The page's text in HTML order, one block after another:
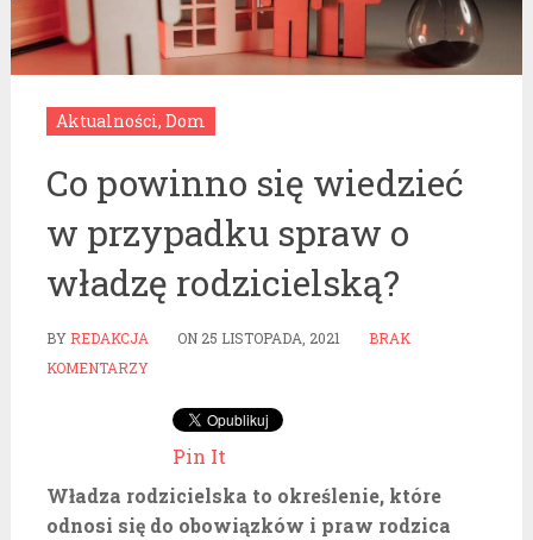
Aktualności, Dom
Co powinno się wiedzieć
w przypadku spraw o
władzę rodzicielską?
BY REDAKCJA ON 25 LISTOPADA, 2021
BRAK
KOMENTARZY
Pin It
Władza rodzicielska to określenie, które
odnosi się do obowiązków i praw rodzica